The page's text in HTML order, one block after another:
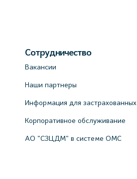
Сотрудничество
Вакансии
Наши партнеры
Информация для застрахованных
Корпоративное обслуживание
АО "СЗЦДМ" в системе ОМС